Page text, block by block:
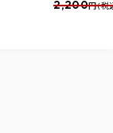
2,200円 (税